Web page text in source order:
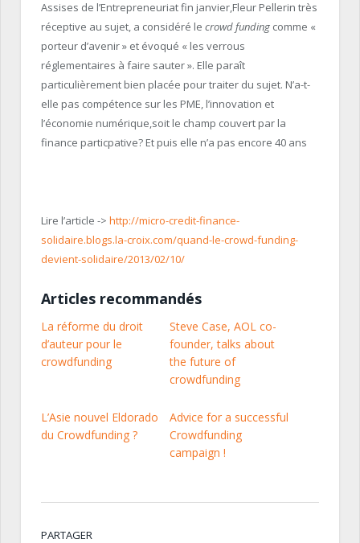
Assises de l’Entrepreneuriat fin janvier,Fleur Pellerin très
réceptive au sujet, a considéré le crowd funding comme «
porteur d’avenir » et évoqué « les verrous
réglementaires à faire sauter ». Elle paraît
particulièrement bien placée pour traiter du sujet. N’a-t-
elle pas compétence sur les PME, l’innovation et
l’économie numérique,soit le champ couvert par la
finance particpative? Et puis elle n’a pas encore 40 ans
Lire l’article -> http://micro-credit-finance-
solidaire.blogs.la-croix.com/quand-le-crowd-funding-
devient-solidaire/2013/02/10/
Articles recommandés
La réforme du droit
d’auteur pour le
crowdfunding
Steve Case, AOL co-
founder, talks about
the future of
crowdfunding
L’Asie nouvel Eldorado
du Crowdfunding ?
Advice for a successful
Crowdfunding
campaign !
PARTAGER